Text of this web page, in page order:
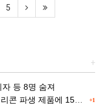
5
+
등 8명 숨져
+1
15% 관세...한국 기업도 영향